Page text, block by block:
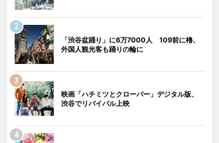
「渋谷盆踊り」に6万7000人 109前に櫓、
外国人観光客も踊りの輪に
映画「ハチミツとクローバー」デジタル版、
渋谷でリバイバル上映